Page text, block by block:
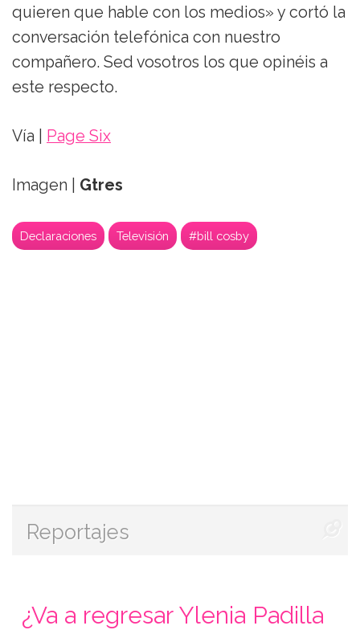
quieren que hable con los medios» y cortó la
conversación telefónica con nuestro
compañero. Sed vosotros los que opinéis a
este respecto.
Vía | Page Six
Imagen | Gtres
Declaraciones Televisión #bill cosby
Reportajes
¿Va a regresar Ylenia Padilla